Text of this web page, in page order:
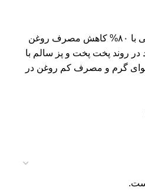
امکان سرخ کردن مواد غذایی با ۸۰% کاهش مصرف روغن
روند پخت پخت و پز سالم با
گرم و مصرف کم روغن در